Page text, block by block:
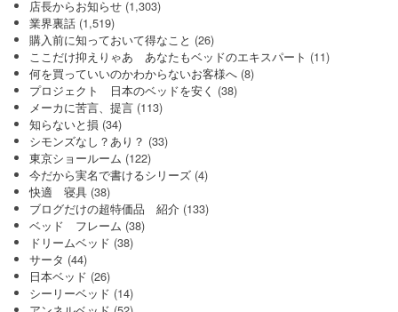
店長からお知らせ (1,303)
業界裏話 (1,519)
購入前に知っておいて得なこと (26)
ここだけ抑えりゃあ あなたもベッドのエキスパート (11)
何を買っていいのかわからないお客様へ (8)
プロジェクト 日本のベッドを安く (38)
メーカに苦言、提言 (113)
知らないと損 (34)
シモンズなし？あり？ (33)
東京ショールーム (122)
今だから実名で書けるシリーズ (4)
快適 寝具 (38)
ブログだけの超特価品 紹介 (133)
ベッド フレーム (38)
ドリームベッド (38)
サータ (44)
日本ベッド (26)
シーリーベッド (14)